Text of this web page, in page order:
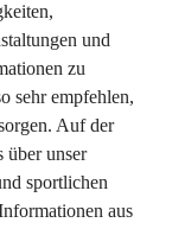
und
zu
sehr empfehlen,
Auf der
über unser
sportlichen
aus